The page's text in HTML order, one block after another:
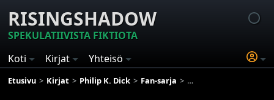
RISINGSHADOW
SPEKULATIIVISTA FIKTIOTA
Koti
Kirjat Yhteisö
Etusivu Kirjat Philip K. Dick Fan-sarja Anna kyynelten tulla,